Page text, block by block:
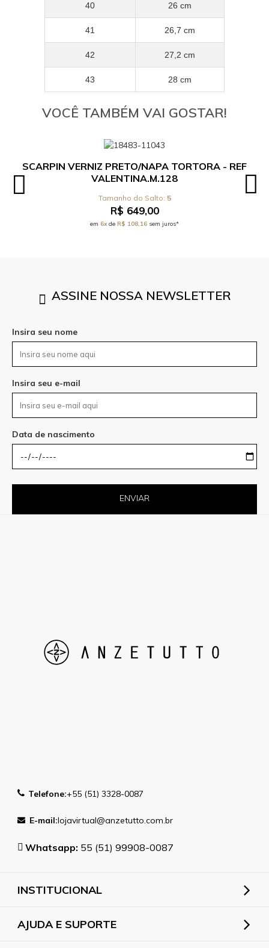
40 26 cm
41 26,7 cm
42 27,2 cm
43 28 cm
VOCÊ TAMBÉM VAI GOSTAR!
SCARPIN VERNIZ PRETO/NAPA TORTORA - REF
VALENTINA.M.128
5
R$ 649,00
em 6xde R$ 108,16 sem juros*
ASSINE NOSSA NEWSLETTER
Insira seu nome
Insira seu e-mail
Data de nascimento
ENVIAR
Telefone:+55 (51) 3328-0087
E-mail:lojavirtual@anzetutto.com.br
Whatsapp: 55 (51) 99908-0087
INSTITUCIONAL
AJUDA E SUPORTE